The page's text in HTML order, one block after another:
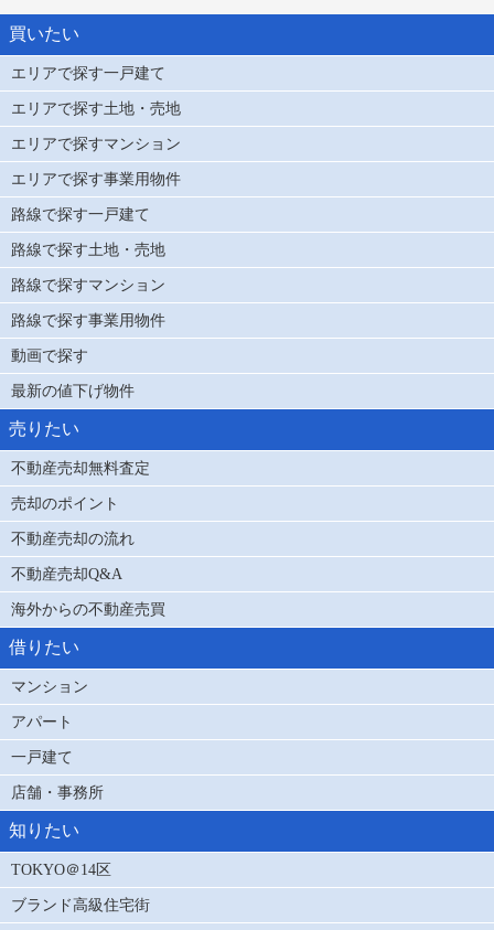
買いたい
エリアで探す一戸建て
エリアで探す土地・売地
エリアで探すマンション
エリアで探す事業用物件
路線で探す一戸建て
路線で探す土地・売地
路線で探すマンション
路線で探す事業用物件
動画で探す
最新の値下げ物件
売りたい
不動産売却無料査定
売却のポイント
不動産売却の流れ
不動産売却Q&A
海外からの不動産売買
借りたい
マンション
アパート
一戸建て
店舗・事務所
知りたい
TOKYO＠14区
ブランド高級住宅街